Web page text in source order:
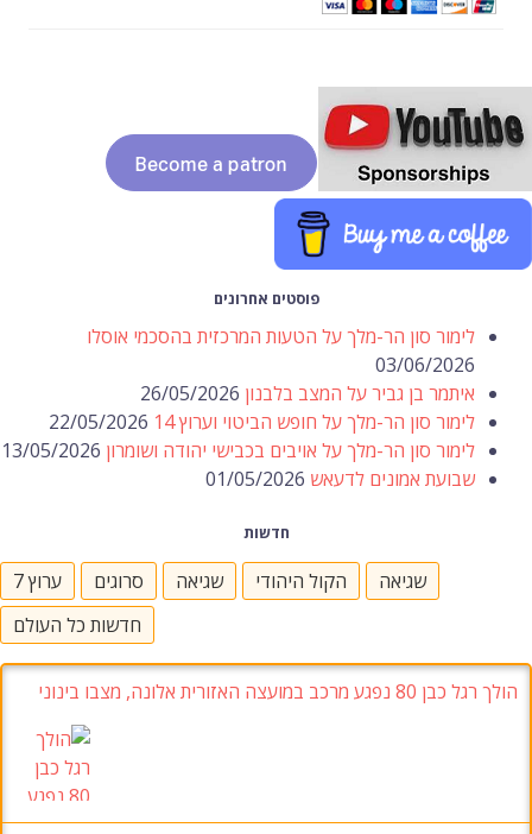
פוסטים אחרונים
לימור סון הר-מלך על הטעות המרכזית בהסכמי אוסלו
03/06/2026
איתמר בן גביר על המצב בלבנון 26/05/2026
לימור סון הר-מלך על חופש הביטוי וערוץ 14
22/05/2026
לימור סון הר-מלך על אויבים בכבישי יהודה ושומרון 13/05/2026
שבועת אמונים לדעאש 01/05/2026
חדשות
ערוץ 7 סרוגים שגיאה הקול היהודי
שגיאה
חדשות כל העולם
הולך רגל כבן 80 נפגע מרכב במועצה האזורית אלונה, מצבו בינוני